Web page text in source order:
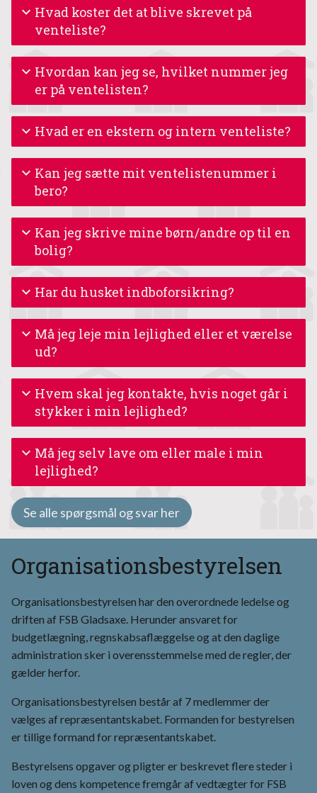
Hvad koster det at blive skrevet på
venteliste?
Hvordan kan jeg se, hvilket nummer jeg
er på ventelisten?
Hvad er en ekstern og intern venteliste?
Kan jeg sætte mit ventelistenummer i
bero?
Kan jeg skrive mine børn/andre op til en
bolig?
Har du husket indboforsikring?
Må jeg leje min lejlighed eller et værelse
ud?
Hvem skal jeg kontakte, hvis noget går i
stykker i min lejlighed?
Må jeg selv lave om eller male i min
lejlighed?
Se alle spørgsmål og svar her
Organisationsbestyrelsen
Organisationsbestyrelsen har den overordnede ledelse og
driften af FSB Gladsaxe. Herunder ansvaret for
budgetlægning, regnskabsaflæggelse og at den daglige
administration sker i overensstemmelse med de regler, der
gælder herfor.
Organisationsbestyrelsen består af 7 medlemmer der
vælges af repræsentantskabet. Formanden for bestyrelsen
er tillige formand for repræsentantska­bet.
Bestyrelsens opgaver og pligter er beskrevet flere steder i
loven og dens kompetence fremgår af vedtægter for FSB